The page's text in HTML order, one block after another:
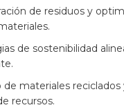
de residuos y
de sostenibilidad
de materiales reciclados
recursos.